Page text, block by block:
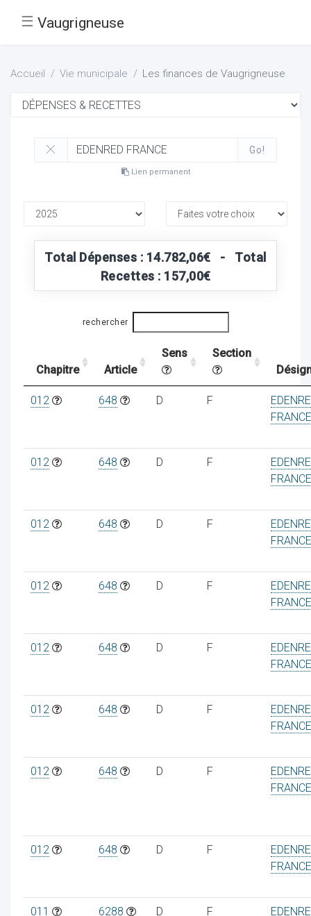
☰ Vaugrigneuse
Accueil Vie municipale Les finances de Vaugrigneuse
Go!
Lien permanent
Total Dépenses : 14.782,06€ - Total
Recettes : 157,00€
rechercher
Chapitre Article
Sens
Section
012 648 D F
FRANCE
012 648 D F
FRANCE
012 648 D F
FRANCE
012 648 D F
FRANCE
012 648 D F
FRANCE
012 648 D F
FRANCE
012 648 D F
FRANCE
012 648 D F
FRANCE
011 6288 D F